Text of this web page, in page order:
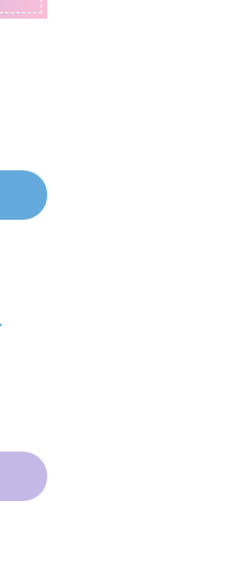
Ｚ’ Ｕｐｐｅｒ
ｉｌｅ 数学者